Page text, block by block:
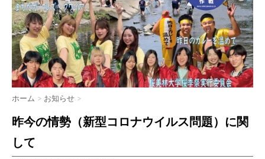
ホーム > お知らせ >
昨今の情勢（新型コロナウイルス問題）に関
して